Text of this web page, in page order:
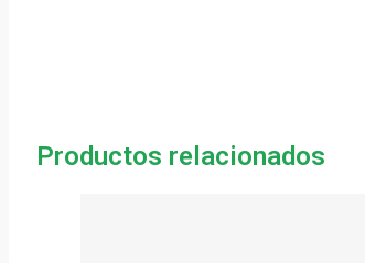
Productos relacionados